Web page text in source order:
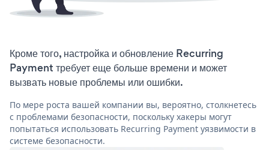
Кроме того, настройка и обновление Recurring
Payment требует еще больше времени и может
вызвать новые проблемы или ошибки.
По мере роста вашей компании вы, вероятно, столкнетесь
с проблемами безопасности, поскольку хакеры могут
попытаться использовать Recurring Payment уязвимости в
системе безопасности.